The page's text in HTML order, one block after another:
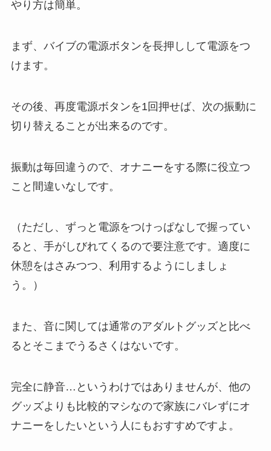
やり方は簡単。
まず、バイブの電源ボタンを長押しして電源をつ
けます。
その後、再度電源ボタンを1回押せば、次の振動に
切り替えることが出来るのです。
振動は毎回違うので、オナニーをする際に役立つ
こと間違いなしです。
（ただし、ずっと電源をつけっぱなしで握ってい
ると、手がしびれてくるので要注意です。適度に
休憩をはさみつつ、利用するようにしましょ
う。）
また、音に関しては通常のアダルトグッズと比べ
るとそこまでうるさくはないです。
完全に静音…というわけではありませんが、他の
グッズよりも比較的マシなので家族にバレずにオ
ナニーをしたいという人にもおすすめですよ。